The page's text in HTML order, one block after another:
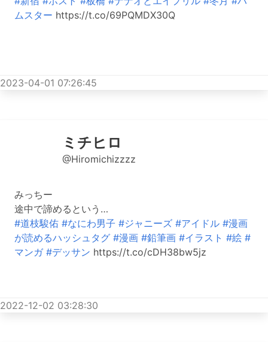
ムスター https://t.co/69PQMDX30Q
2023-04-01 07:26:45
ミチヒロ
@Hiromichizzzz
みっちー
途中で諦めるという…
#道枝駿佑 #なにわ男子 #ジャニーズ #アイドル #漫画
が読めるハッシュタグ #漫画 #鉛筆画 #イラスト #絵 #
マンガ #デッサン https://t.co/cDH38bw5jz
2022-12-02 03:28:30